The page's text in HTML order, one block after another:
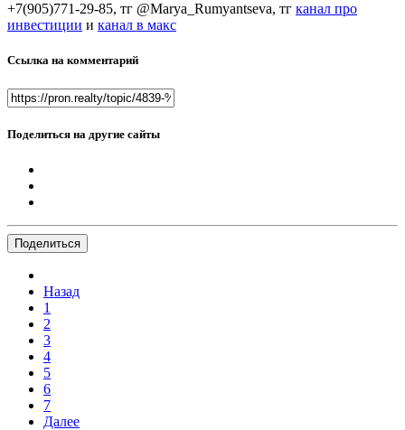
+7(905)771-29-85, тг @Marya_Rumyantseva, тг канал про
инвестиции и канал в макс
Ссылка на комментарий
Поделиться на другие сайты
Поделиться
Назад
1
2
3
4
5
6
7
Далее